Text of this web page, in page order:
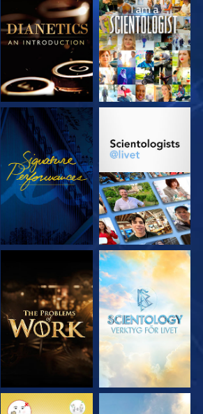
UTFORSKA
SERIEN
TITTA
TITTA
UTFORSKA
UTFORSKA
SERIEN
UTFORSKA
SERIEN